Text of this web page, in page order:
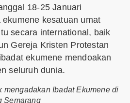
18-25 Januari
kesatuan umat
secara international, baik
Gereja Kristen Protestan
ekumene mendoakan
seluruh dunia.
mengadakan Ibadat Ekumene di
Semarang